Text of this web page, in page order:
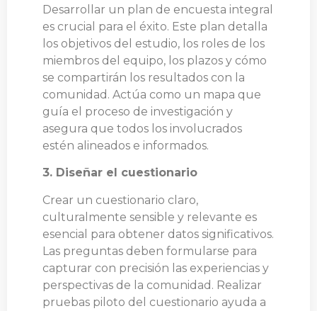
Desarrollar un plan de encuesta integral
es crucial para el éxito. Este plan detalla
los objetivos del estudio, los roles de los
miembros del equipo, los plazos y cómo
se compartirán los resultados con la
comunidad. Actúa como un mapa que
guía el proceso de investigación y
asegura que todos los involucrados
estén alineados e informados.
3. Diseñar el cuestionario
Crear un cuestionario claro,
culturalmente sensible y relevante es
esencial para obtener datos significativos.
Las preguntas deben formularse para
capturar con precisión las experiencias y
perspectivas de la comunidad. Realizar
pruebas piloto del cuestionario ayuda a